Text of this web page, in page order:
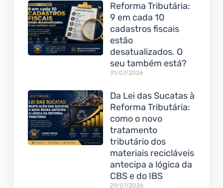
Reforma Tributária:
9 em cada 10
cadastros fiscais
estão
desatualizados. O
seu também está?
31/07/2026
Da Lei das Sucatas à
Reforma Tributária:
como o novo
tratamento
tributário dos
materiais recicláveis
antecipa a lógica da
CBS e do IBS
29/07/2026